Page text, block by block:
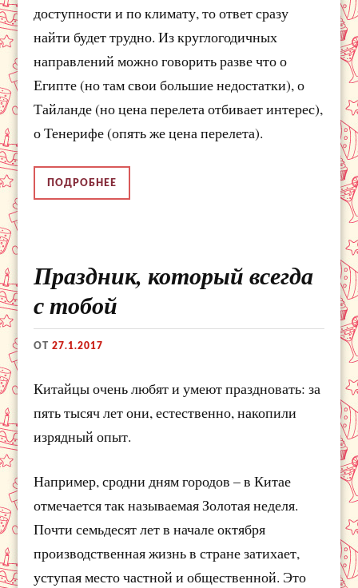
доступности и по климату, то ответ сразу
найти будет трудно. Из круглогодичных
направлений можно говорить разве что о
Египте (но там свои большие недостатки), о
Тайланде (но цена перелета отбивает интерес),
о Тенерифе (опять же цена перелета).
ПОДРОБНЕЕ
Праздник, который всегда
с тобой
ОТ27.1.2017
Китайцы очень любят и умеют праздновать: за
пять тысяч лет они, естественно, накопили
изрядный опыт.
Например, сродни дням городов – в Китае
отмечается так называемая Золотая неделя.
Почти семьдесят лет в начале октября
производственная жизнь в стране затихает,
уступая место частной и общественной. Это